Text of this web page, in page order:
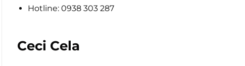
Hotline: 0938 303 287
Ceci Cela